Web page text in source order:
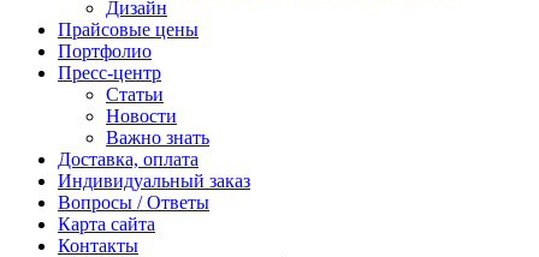
Дизайн
Прайсовые цены
Портфолио
Пресс-центр
Статьи
Новости
Важно знать
Доставка, оплата
Индивидуальный заказ
Вопросы / Ответы
Карта сайта
Контакты